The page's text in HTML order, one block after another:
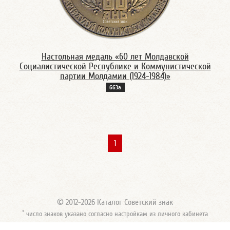
Настольная медаль «60 лет Молдавской
Социалистической Республике и Коммунистической
партии Молдамии (1924-1984)»
663а
1
© 2012-2026 Каталог Советский знак
* число знаков указано согласно настройкам из личного кабинета